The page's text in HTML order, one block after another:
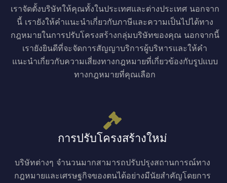
เราจัดตั้งบริษัทให้คุณทั้งในประเทศและต่างประเทศ นอกจาก
นี้ เรายังให้คำแนะนำเกี่ยวกับภาษีและความเป็นไปได้ทาง
กฎหมายในการปรับโครงสร้างกลุ่มบริษัทของคุณ นอกจากนี้
เรายังยินดีที่จะจัดการสัญญาบริการผู้บริหารและให้คำ
แนะนำเกี่ยวกับความเสี่ยงทางกฎหมายที่เกี่ยวข้องกับรูปแบบ
ทางกฎหมายที่คุณเลือก
การปรับโครงสร้างใหม่
บริษัทต่างๆ จำนวนมากสามารถปรับปรุงสถานการณ์ทาง
กฎหมายและเศรษฐกิจของตนได้อย่างมีนัยสำคัญโดยการ